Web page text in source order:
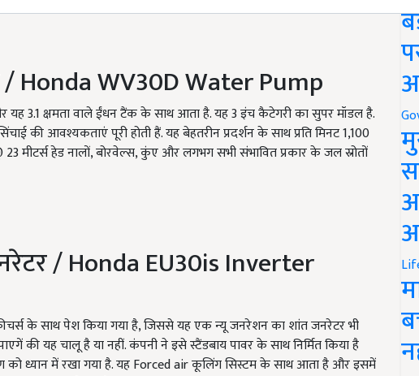
/ Honda WV30D Water Pump
और यह 3.1 क्षमता वाले ईंधन टैंक के साथ आता है. यह 3 इंच कैटेगरी का सुपर मॉडल है.
की आवश्यकताएं पूरी होती हैं. यह बेहतरीन प्रदर्शन के साथ प्रति मिनट 1,100
23 मीटर्स हेड नालों,बोरवेल्स,कुंए और लगभग सभी संभावित प्रकार के जल स्रोतों
/ Honda EU30is Inverter
के साथ पेश किया गया है, जिससे यह एक न्यू जनरेशन का शांत जनरेटर भी
की यह चालू है या नहीं. कंपनी ने इसे स्टैंडबाय पावर के साथ निर्मित किया है
ध्यान में रखा गया है. यह Forced airकूलिंग सिस्टम के साथ आता है और इसमें